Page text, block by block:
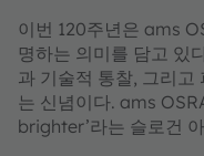
이번 120주년은 ams
명하는 의미를 담고 있
과 기술적 통찰, 그리
는 신념이다. ams
brighter’라는 슬로건